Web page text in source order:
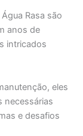
Rasa são
anos de
intricados
eles
necessárias
e desafios